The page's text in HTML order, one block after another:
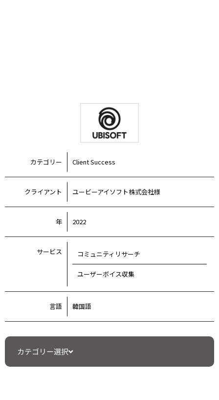
カテゴリー選択
カテゴリー Client Success
クライアント ユービーアイソフト株式会社様
年 2022
サービス コミュニティリサーチ
ユーザーボイス収集
言語 韓国語